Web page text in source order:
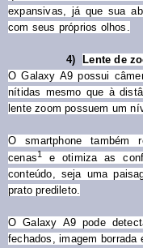
expansivas, já que sua
com seus próprios olhos.
4)
Lente de
O Galaxy A9 possui
nítidas mesmo que à
lente zoom possuem um
O smartphone também
cenas1
e otimiza as
conteúdo, seja uma
prato predileto.
O Galaxy A9 pode
fechados, imagem